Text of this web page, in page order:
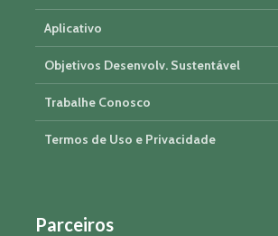
Aplicativo
Objetivos Desenvolv. Sustentável
Trabalhe Conosco
Termos de Uso e Privacidade
Parceiros